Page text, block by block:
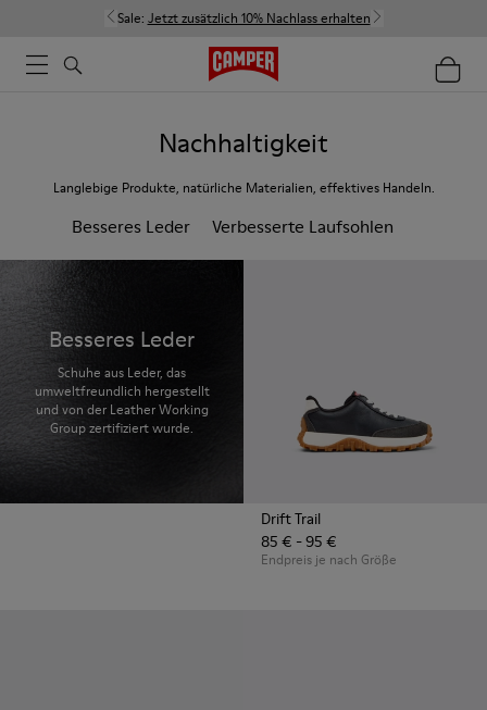
Sale: Jetzt zusätzlich 10% Nachlass erhalten
Nachhaltigkeit
Langlebige Produkte, natürliche Materialien, effektives Handeln.
Besseres Leder Verbesserte Laufsohlen
Besseres Leder
Schuhe aus Leder, das
umweltfreundlich hergestellt
und von der Leather Working
Group zertifiziert wurde.
Drift Trail
85 € - 95 €
Endpreis je nach Größe